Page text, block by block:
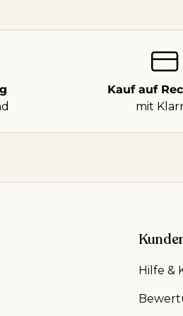
Kauf auf
mit
Hilfe &